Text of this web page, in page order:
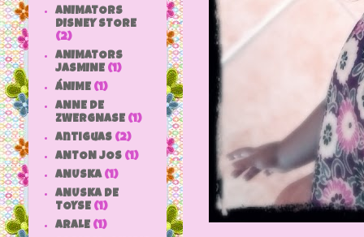
ANIMATORS
DISNEY STORE
(2)
ANIMATORS
JASMINE (1)
ÁNIME (1)
ANNE DE
ZWERGNASE (1)
antiguas (2)
ANTON JOS (1)
ANUSKA (1)
ANUSKA DE
TOYSE (1)
ARALE (1)